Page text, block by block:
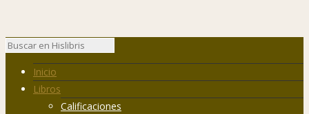
Inicio
Libros
Calificaciones